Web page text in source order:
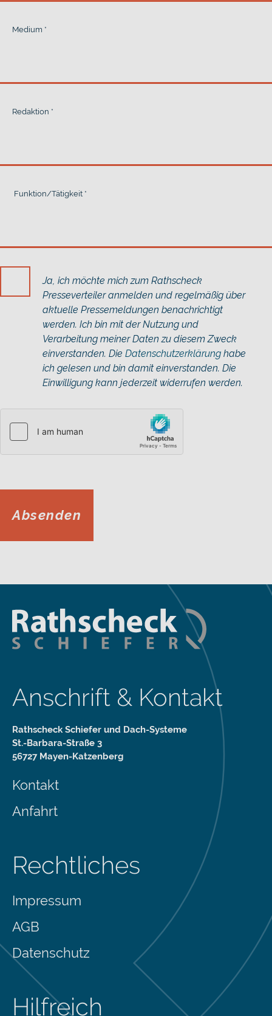
Medium *
Redaktion *
Funktion/Tätigkeit *
Ja, ich möchte mich zum Rathscheck
Presseverteiler anmelden und regelmäßig über
aktuelle Pressemeldungen benachrichtigt
werden. Ich bin mit der Nutzung und
Verarbeitung meiner Daten zu diesem Zweck
einverstanden. Die Datenschutzerklärung habe
ich gelesen und bin damit einverstanden. Die
Einwilligung kann jederzeit widerrufen werden.
Absenden
Anschrift & Kontakt
Rathscheck Schiefer und Dach-Systeme
St.-Barbara-Straße 3
56727 Mayen-Katzenberg
Kontakt
Anfahrt
Rechtliches
Impressum
AGB
Datenschutz
Hilfreich